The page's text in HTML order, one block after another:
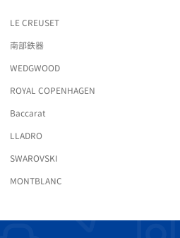
LE CREUSET
南部鉄器
WEDGWOOD
ROYAL COPENHAGEN
Baccarat
LLADRO
SWAROVSKI
MONTBLANC